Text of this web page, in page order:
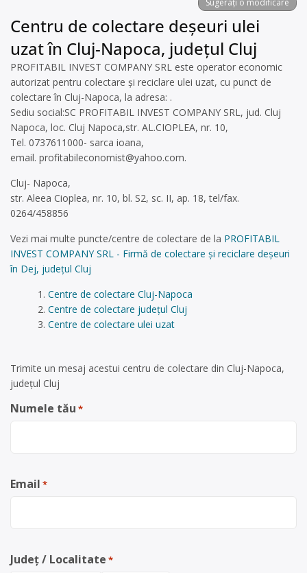
Sugerați o modificare
Centru de colectare deșeuri ulei
uzat în Cluj-Napoca, județul Cluj
PROFITABIL INVEST COMPANY SRL este operator economic
autorizat pentru colectare și reciclare ulei uzat, cu punct de
colectare în Cluj-Napoca, la adresa: .
Sediu social:SC PROFITABIL INVEST COMPANY SRL, jud. Cluj
Napoca, loc. Cluj Napoca,str. AL.CIOPLEA, nr. 10,
Tel. 0737611000- sarca ioana,
email. profitabileconomist@yahoo.com.
Cluj- Napoca,
str. Aleea Cioplea, nr. 10, bl. S2, sc. II, ap. 18, tel/fax.
0264/458856
Vezi mai multe puncte/centre de colectare de la PROFITABIL
INVEST COMPANY SRL - Firmă de colectare și reciclare deșeuri
în Dej, județul Cluj
Centre de colectare Cluj-Napoca
Centre de colectare județul Cluj
Centre de colectare ulei uzat
Trimite un mesaj acestui centru de colectare din Cluj-Napoca,
județul Cluj
Numele tău *
Email *
Județ / Localitate *